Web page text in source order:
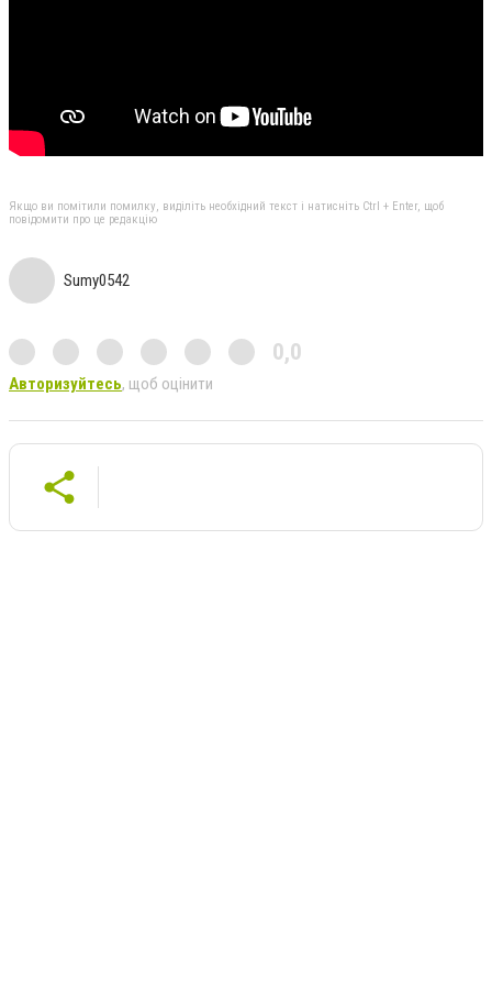
Якщо ви помітили помилку, виділіть необхідний текст і натисніть Ctrl + Enter, щоб
повідомити про це редакцію
Sumy0542
0,0
Авторизуйтесь, щоб оцінити